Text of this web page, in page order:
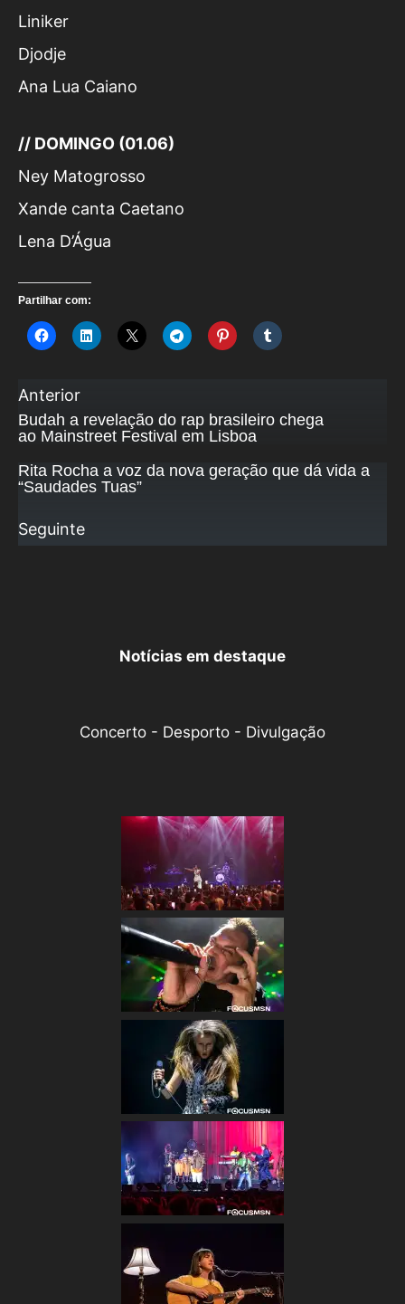
Liniker
Djodje
Ana Lua Caiano
// DOMINGO (01.06)
Ney Matogrosso
Xande canta Caetano
Lena D’Água
Partilhar com:
Anterior
Budah a revelação do rap brasileiro chega
ao Mainstreet Festival em Lisboa
Rita Rocha a voz da nova geração que dá vida a
“Saudades Tuas”
Seguinte
Notícias em destaque
Concerto - Desporto - Divulgação